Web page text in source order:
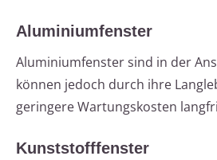
Aluminiumfenster
Aluminiumfenster sind in der
können jedoch durch ihre
geringere Wartungskosten
Kunststofffenster